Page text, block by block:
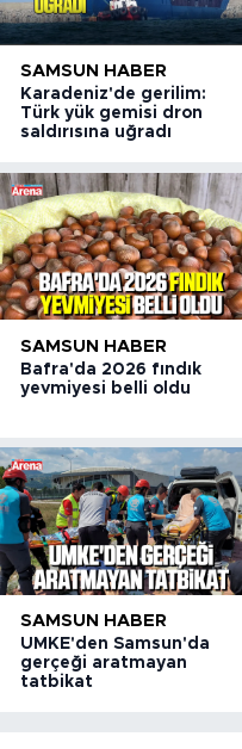
SAMSUN HABER
Karadeniz'de gerilim:
Türk yük gemisi dron
saldırısına uğradı
SAMSUN HABER
Bafra'da 2026 fındık
yevmiyesi belli oldu
SAMSUN HABER
UMKE'den Samsun'da
gerçeği aratmayan
tatbikat